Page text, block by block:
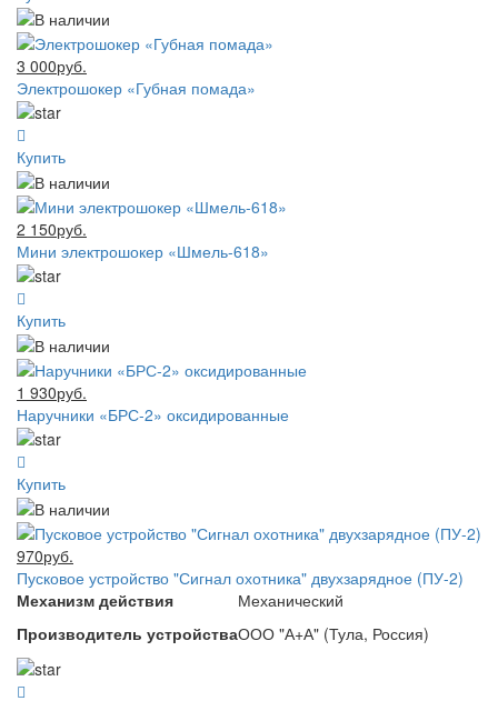
3 000руб.
Электрошокер «Губная помада»
Купить
2 150руб.
Мини электрошокер «Шмель-618»
Купить
1 930руб.
Наручники «БРС-2» оксидированные
Купить
970руб.
Пусковое устройство "Сигнал охотника" двухзарядное (ПУ-2)
Механизм действия
Механический
Производитель устройстваООО "А+А" (Тула, Россия)